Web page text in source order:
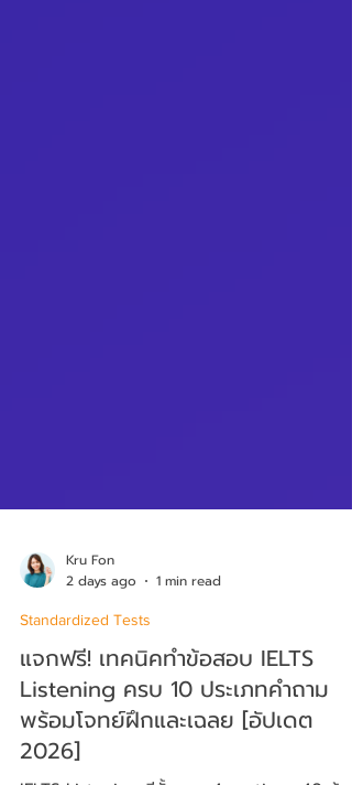
Kru Fon
2 days ago
1 min read
Standardized Tests
แจกฟรี! เทคนิคทำข้อสอบ IELTS
Listening ครบ 10 ประเภทคำถาม